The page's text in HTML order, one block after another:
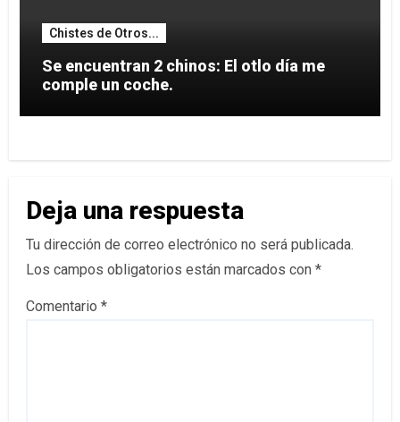
Chistes de Otros...
Se encuentran 2 chinos: El otlo día me
comple un coche.
Deja una respuesta
Tu dirección de correo electrónico no será publicada.
Los campos obligatorios están marcados con *
Comentario *